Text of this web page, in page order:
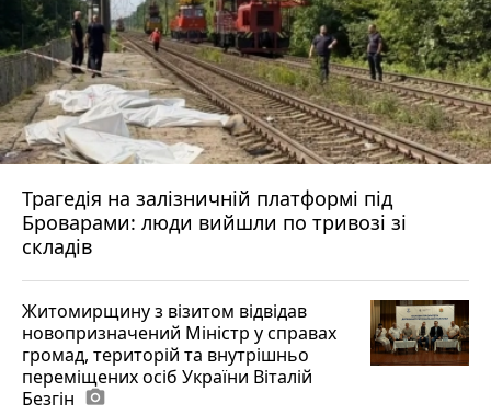
Трагедія на залізничній платформі під
Броварами: люди вийшли по тривозі зі
складів
Житомирщину з візитом відвідав
новопризначений Міністр у справах
громад, територій та внутрішньо
переміщених осіб України Віталій
Безгін photo_camera